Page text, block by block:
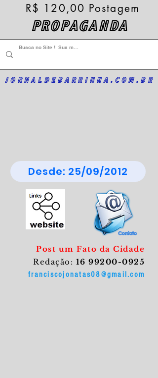
PROPAGANDA
R$ 120,00 Postagem
JORNALDEBARRINHA.COM.BR
Desde: 25/09/2012
Post um Fato da Cidade
Redação: 16 99200-0925
franciscojonatas08@gmail.com